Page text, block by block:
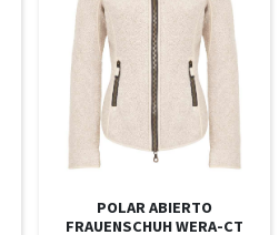
POLAR ABIERTO
FRAUENSCHUH WERA-CT